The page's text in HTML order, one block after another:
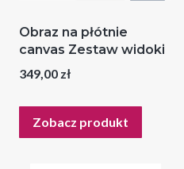
Obraz na płótnie
canvas Zestaw widoki
Cena
349,00 zł
Zobacz produkt